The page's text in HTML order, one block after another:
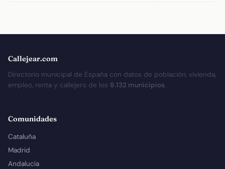
Callejear.com
Directorio municipal de España con datos de población, vivienda,
empleo, renta y callejero de los 8.132 municipios.
Comunidades
Cataluña
Madrid
Andalucía